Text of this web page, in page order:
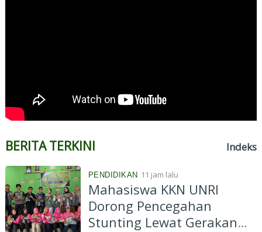
BERITA TERKINI Indeks
PENDIDIKAN 11 jam lalu
Mahasiswa KKN UNRI
Dorong Pencegahan
Stunting Lewat Gerakan